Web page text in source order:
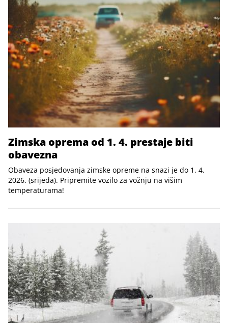
Zimska oprema od 1. 4. prestaje biti
obavezna
Obaveza posjedovanja zimske opreme na snazi je do 1. 4.
2026. (srijeda). Pripremite vozilo za vožnju na višim
temperaturama!